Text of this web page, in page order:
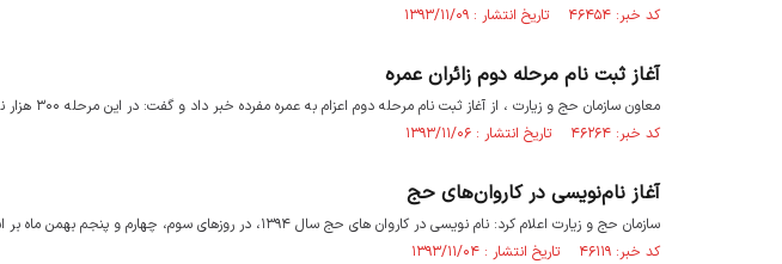
کد خبر: ۴۶۴۵۴ تاریخ انتشار : ۱۳۹۳/۱۱/۰۹
آغاز ثبت نام مرحله دوم زائران عمره
معاون سازمان حج و زیارت ، از آغاز ثبت نام مرحله دوم اعزام به عمره مفرده خبر داد و گفت: در این مرحله ۳۰۰ هزار نفر به سرزمین وحی اعزام می شوند.
کد خبر: ۴۶۲۶۴ تاریخ انتشار : ۱۳۹۳/۱۱/۰۶
آغاز نام‌نویسی در کاروان‌های حج
سازمان حج و زیارت اعلام کرد: نام نویسی در کاروان های حج سال ۱۳۹۴، در روزهای سوم، چهارم و پنجم بهمن ماه بر اساس استان محل سکونت زائران انجام خواهد شد.
کد خبر: ۴۶۱۱۹ تاریخ انتشار : ۱۳۹۳/۱۱/۰۴